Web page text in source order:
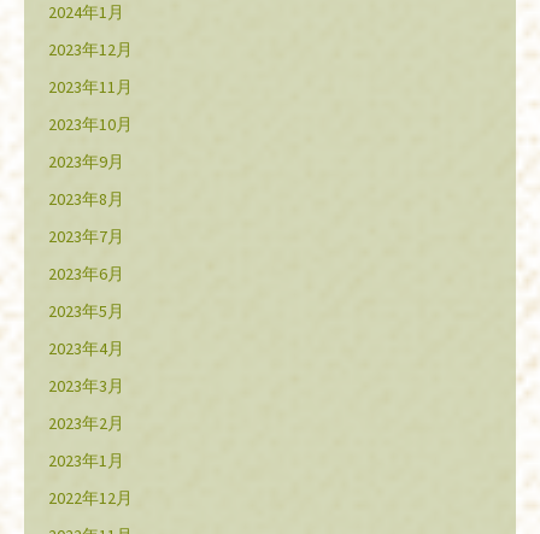
2024年1月
2023年12月
2023年11月
2023年10月
2023年9月
2023年8月
2023年7月
2023年6月
2023年5月
2023年4月
2023年3月
2023年2月
2023年1月
2022年12月